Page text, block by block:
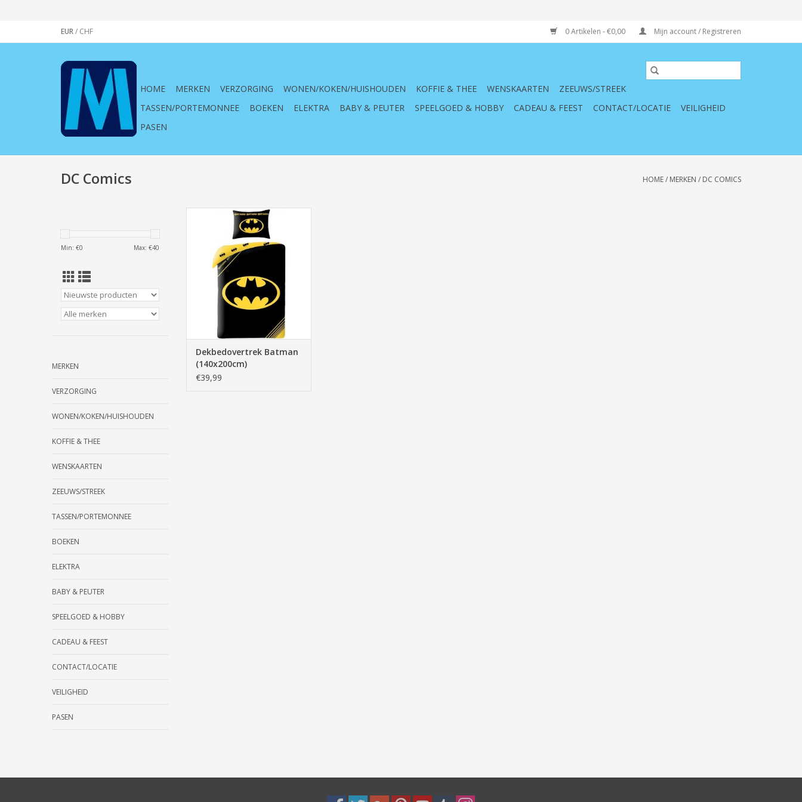
EUR/ CHF 0 Artikelen - €0,00 Mijn account / Registreren
HOME MERKEN VERZORGING WONEN/KOKEN/HUISHOUDEN KOFFIE & THEE WENSKAARTEN
ZEEUWS/STREEK
TASSEN/PORTEMONNEE
BOEKEN ELEKTRA BABY & PEUTER SPEELGOED & HOBBY CADEAU & FEEST CONTACT/LOCATIE
VEILIGHEID
PASEN
DC Comics HOME/ MERKEN / DC COMICS
Min: €0 Max: €40
MERKEN
VERZORGING
WONEN/KOKEN/HUISHOUDEN
KOFFIE & THEE
WENSKAARTEN
ZEEUWS/STREEK
TASSEN/PORTEMONNEE
BOEKEN
ELEKTRA
BABY & PEUTER
SPEELGOED & HOBBY
CADEAU & FEEST
CONTACT/LOCATIE
VEILIGHEID
PASEN
Dekbedovertrek Batman
(140x200cm)
TOEVOEGEN AAN WINKELWAGEN
Dekbedovertrek Batman
(140x200cm)
€39,99